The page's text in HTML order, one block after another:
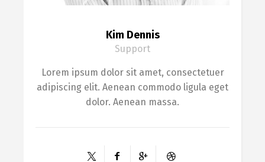
Kim Dennis
Support
Lorem ipsum dolor sit amet, consectetuer
adipiscing elit. Aenean commodo ligula eget
dolor. Aenean massa.